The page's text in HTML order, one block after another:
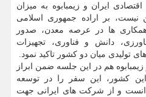
ایران و زیمبابوه به میزان
بر اراده جمهوری اسلامی
ها در عرصه معدن، صدور
دانش و فناوری، تجهیزات
تولیدی میان دو کشور تاکید نمود.
هم در این جلسه ضمن ابراز
کشور، این سفر را در توسعه
و از شرکت های ایرانی جهت